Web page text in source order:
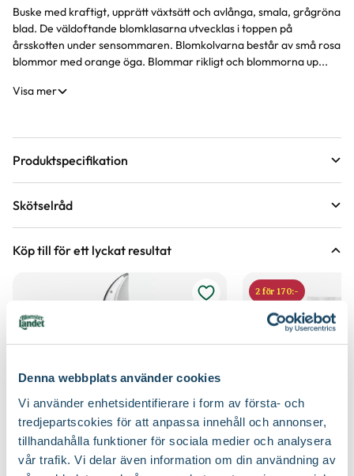
Denna webbplats använder cookies
Vi använder enhetsidentifierare i form av första- och
tredjepartscokies för att anpassa innehåll och annonser,
tillhandahålla funktioner för sociala medier och analysera
vår trafik. Vi delar även information om din användning av
Produktinformation
Buske med kraftigt, upprätt växtsätt och avlånga, smala, grågröna
blad. De väldoftande blomklasarna utvecklas i toppen på
årsskotten under sensommaren. Blomkolvarna består av små rosa
blommor med orange öga. Blommar rikligt och blommorna up...
Visa mer
Produktspecifikation
Krukstorlek
Hur vi mäter leveranshöjd på växter
150 - 200 cm Höjd på trädgårdsväxter
Kvalitet - typ av planta
Bladfärg Grågrön
Blomningstid Juli, Augusti, September
Skötselråd
Läge Sol
Vad är odlingszon?
Planteringsavstånd (cc)
Näring Trädgårdsgödsel
Jordprodukter Planteringsjord
Köp till för ett lyckat resultat
2 för 170:-